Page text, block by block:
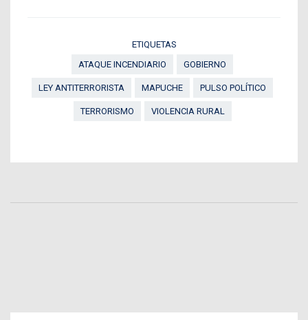
ETIQUETAS
ATAQUE INCENDIARIO
GOBIERNO
LEY ANTITERRORISTA MAPUCHE PULSO POLÍTICO
TERRORISMO VIOLENCIA RURAL